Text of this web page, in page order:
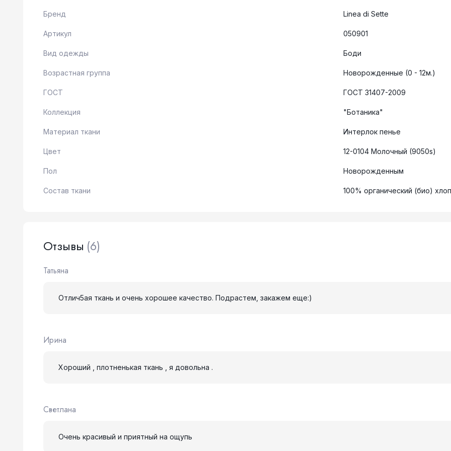
Бренд Linea di Sette
Артикул 050901
Вид одежды Боди
Возрастная группа Новорожденные (0 - 12м.)
ГОСТ ГОСТ 31407-2009
Коллекция "Ботаника"
Материал ткани Интерлок пенье
Цвет 12-0104 Молочный (9050s)
Пол Новорожденным
Состав ткани 100% органический (био)
Отзывы (6)
Татьяна
Отлич5ая ткань и очень хорошее качество. Подрастем, закажем еще:)
Ирина
Хороший , плотненькая ткань , я довольна .
Светлана
Очень красивый и приятный на ощупь